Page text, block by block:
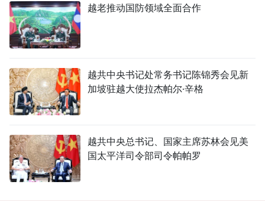
越老推动国防领域全面合作
越共中央书记处常务书记陈锦秀会见新
加坡驻越大使拉杰帕尔·辛格
越共中央总书记、国家主席苏林会见美
国太平洋司令部司令帕帕罗